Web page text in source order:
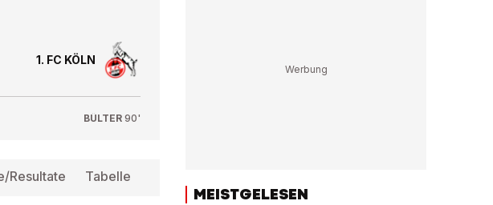
1. FC KÖLN
BÜLTER 90'
Resultate Tabelle
MEISTGELESEN